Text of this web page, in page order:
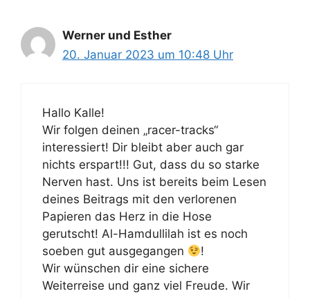
Werner und Esther
20. Januar 2023 um 10:48 Uhr
Hallo Kalle!
Wir folgen deinen „racer-tracks“
interessiert! Dir bleibt aber auch gar
nichts erspart!!! Gut, dass du so starke
Nerven hast. Uns ist bereits beim Lesen
deines Beitrags mit den verlorenen
Papieren das Herz in die Hose
gerutscht! Al-Hamdullilah ist es noch
soeben gut ausgegangen
!
Wir wünschen dir eine sichere
Weiterreise und ganz viel Freude. Wir